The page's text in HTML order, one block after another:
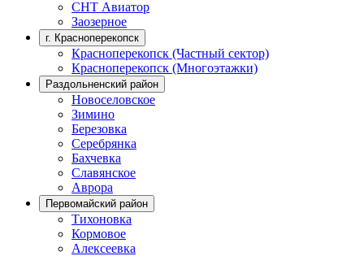
СНТ Авиатор
Заозерное
г. Красноперекопск
Красноперекопск (Частный сектор)
Красноперекопск (Многоэтажки)
Раздольненский район
Новоселовское
Зимино
Березовка
Серебрянка
Бахчевка
Славянское
Аврора
Первомайский район
Тихоновка
Кормовое
Алексеевка